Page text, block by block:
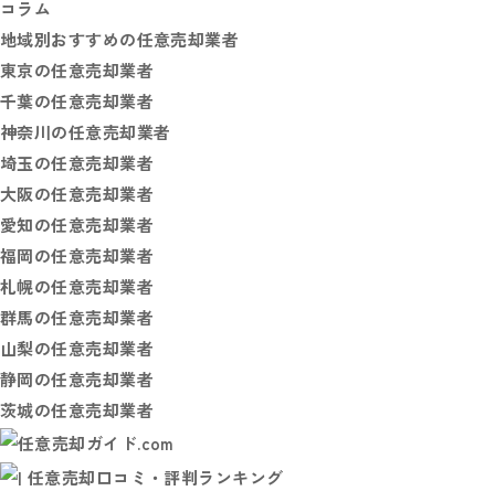
コラム
地域別おすすめの任意売却業者
東京の任意売却業者
千葉の任意売却業者
神奈川の任意売却業者
埼玉の任意売却業者
大阪の任意売却業者
愛知の任意売却業者
福岡の任意売却業者
札幌の任意売却業者
群馬の任意売却業者
山梨の任意売却業者
静岡の任意売却業者
茨城の任意売却業者